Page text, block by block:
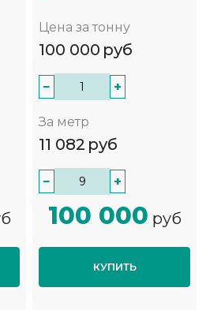
Цена за тонну
100 000 руб
− +
За метр
11 082 руб
− +
100 000 руб
КУПИТЬ